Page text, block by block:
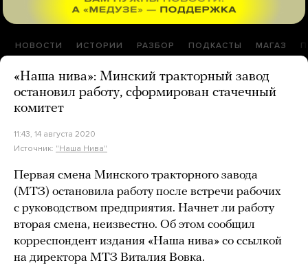
НОВОСТИ ИСТОРИИ РАЗБОР ПОДКАСТЫ МАГАЗ
«Наша нива»: Минский тракторный завод
остановил работу, сформирован стачечный
комитет
11:43, 14 августа 2020
Источник: "Наша Нива"
Первая смена Минского тракторного завода
(МТЗ) остановила работу после встречи рабочих
с руководством предприятия. Начнет ли работу
вторая смена, неизвестно. Об этом сообщил
корреспондент издания «Наша нива» со ссылкой
на директора МТЗ Виталия Вовка.